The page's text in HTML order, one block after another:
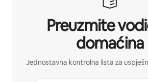
Preuzmite
domaćina
Jednostavna kontrolna lista za